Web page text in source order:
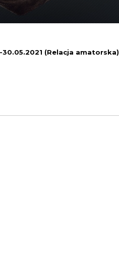
(Relacja amatorska)